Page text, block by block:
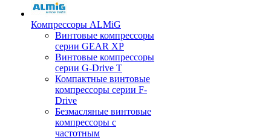
Компрессоры ALMiG
Винтовые компрессоры
серии GEAR XP
Винтовые компрессоры
серии G-Drive T
Компактные винтовые
компрессоры серии F-
Drive
Безмасляные винтовые
компрессоры с
частотным